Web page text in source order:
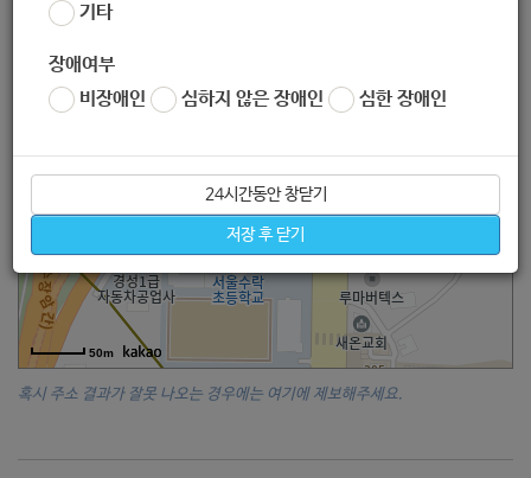
기타
장애여부
비장애인
심하지 않은 장애인 심한 장애인
24시간동안 창닫기
저장 후 닫기
50m
혹시 주소 결과가 잘못 나오는 경우에는 여기에 제보해주세요.